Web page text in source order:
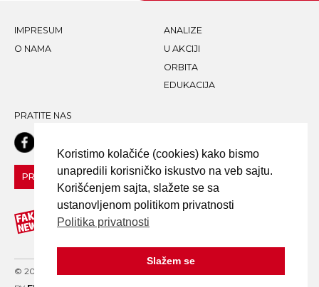
IMPRESUM
O NAMA
ANALIZE
U AKCIJI
ORBITA
EDUKACIJA
PRATITE NAS
PRIJAVI LAŽNU VEST!
© 2020 FAKE NEWS TRAGAČ - ALL RIGHTS RESERVED. DESIGN
Koristimo kolačiće (cookies) kako bismo
unapredili korisničko iskustvo na veb sajtu.
Korišćenjem sajta, slažete se sa
ustanovljenom politikom privatnosti
Politika privatnosti
Slažem se